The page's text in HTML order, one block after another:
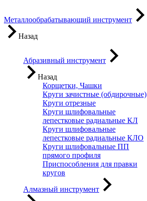
Металлообрабатывающий инструмент
Назад
Абразивный инструмент
Назад
Корщетки, Чашки
Круги зачистные (обдирочные)
Круги отрезные
Круги шлифовальные
лепестковые радиальные КЛ
Круги шлифовальные
лепестковые радиальные КЛО
Круги шлифовальные ПП
прямого профиля
Приспособления для правки
кругов
Алмазный инструмент